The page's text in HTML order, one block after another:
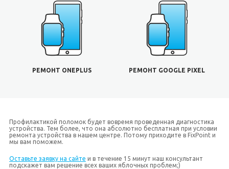
РЕМОНТ ONEPLUS РЕМОНТ GOOGLE PIXEL
Профилактикой поломок будет вовремя проведенная диагностика
устройства. Тем более, что она абсолютно бесплатная при условии
ремонта устройства в нашем центре. Потому приходите в FixPoint и
мы вам поможем.
Оставьте заявку на сайте и в течение 15 минут наш консультант
подскажет вам решение всех ваших яблочных проблем;)